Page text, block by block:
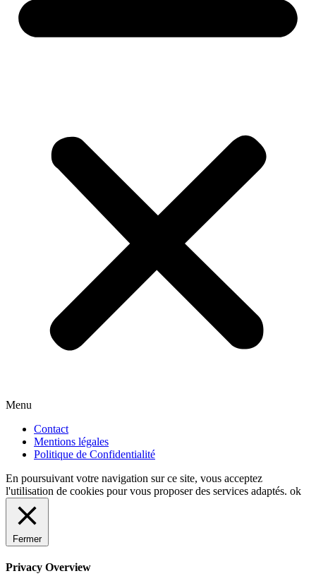
Menu
Contact
Mentions légales
Politique de Confidentialité
En poursuivant votre navigation sur ce site, vous acceptez
l'utilisation de cookies pour vous proposer des services adaptés. ok
Fermer
Privacy Overview